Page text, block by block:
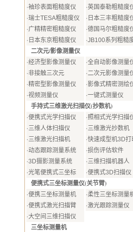
·袖珍表面粗糙度仪 ·英国泰勒粗糙度
·瑞士TESA粗糙度仪 · 日本三丰粗糙度
·广精精密粗糙度仪 ·德国马尔粗糙度
· 日本东京粗糙度仪 ·JB100系列粗糙
二次元/影像测量仪
·经济型影像测量仪 ·全自动影像测量
·非接触三次元 ·二次元影像测量
·精密型影像测量仪 ·影像式精密测绘
·视频测量仪 ·一键式测量仪
手持式三维激光扫描仪(抄数机)
·便携式光学扫描仪 ·照相式光学扫描
·三维人体扫描仪 ·三维激光抄数机
·三维激光扫描机 ·快速成型机3D打
·动态跟踪测量系统 ·损伤评估软件
·3D摄影测量系统 ·三维扫描机器人
·光笔便携式三坐标 ·便携式3D扫描仪
便携式三坐标测量仪(关节臂)
·便携三坐标测量机 ·柔性三坐标测量
·便携式激光扫描臂 ·激光跟踪测量仪
·大空间三维扫描仪
三坐标测量机